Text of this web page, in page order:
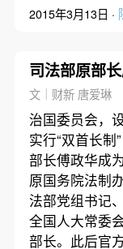
2015年3月13日 ·
司法部原部
文｜财新 唐爱琳
治国委员会，
实行“双首长
部长傅政华成
原国务院法制
法部党组书记
全国人大常委
部长。此后官